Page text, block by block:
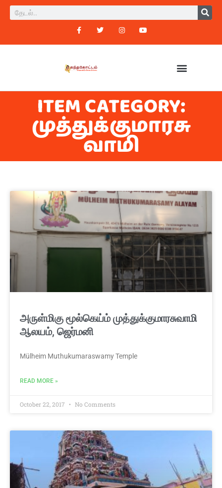
ITEM CATEGORY:
முத்துக்குமாரசு
வாமி
அருள்மிகு மூல்கெய்ம் முத்துக்குமாரசுவாமி
ஆலயம், ஜெர்மனி
Mülheim Muthukumaraswamy Temple
READ MORE »
October 22, 2017 No Comments